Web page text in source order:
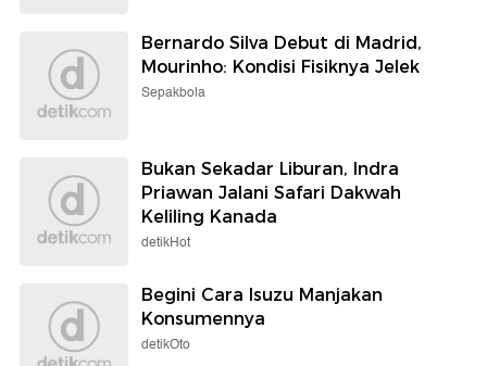
Bernardo Silva Debut di Madrid,
Mourinho: Kondisi Fisiknya Jelek
Sepakbola
Bukan Sekadar Liburan, Indra
Priawan Jalani Safari Dakwah
Keliling Kanada
detikHot
Begini Cara Isuzu Manjakan
Konsumennya
detikOto